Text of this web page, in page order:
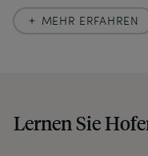
Sie, wenn unser
MEHR ERFAHREN
Lernen Sie